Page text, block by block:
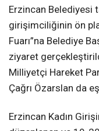
Erzincan Belediyesi
girişimciliğinin ön
Fuarı”na Belediye
ziyaret
Milliyetçi Hareket
Çağrı Özarslan da
Erzincan Kadın